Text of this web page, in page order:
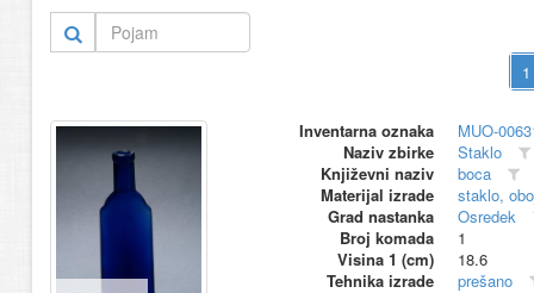
Inventarna oznaka
MUO-
Naziv zbirke
Staklo
Književni naziv
boca
Materijal izrade
staklo,
Grad nastanka
Osredek
Broj komada
1
Visina 1 (cm)
18.6
Tehnika izrade
prešano